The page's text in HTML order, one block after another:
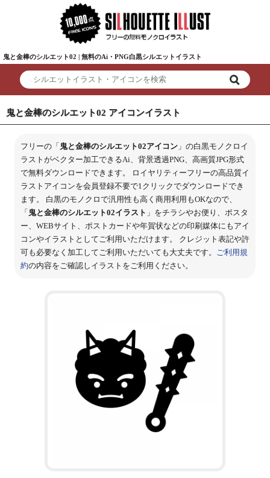
鬼と金棒のシルエット02 | 無料のAi・PNG白黒シルエットイラスト
鬼と金棒のシルエット02 アイコンイラスト
フリーの「 鬼と金棒のシルエット02アイコン」の白黒モノクロイ
ラストがベクター加工できるAi、背景透過PNG、高画質JPG形式
で無料ダウンロードできます。 ロイヤリティーフリーの高品質イ
ラストアイコンを会員登録不要で1クリックでダウンロードでき
ます。 白黒のモノクロで汎用性も高く商用利用もOKなので、
「 鬼と金棒のシルエット02イラスト 」をチラシやお便り、ポスタ
ー、WEBサイト、ポストカードや年賀状などの印刷媒体にもアイ
コンやイラストとしてご利用いただけます。 クレジット表記や許
可も必要なく加工してご利用いただいても大丈夫です。 ご利用規
約の内容をご確認しイラストをご利用ください。